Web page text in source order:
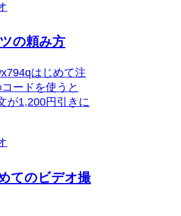
の頼み方
はじめて注
ードを使うと
が1,200円引きに
てのビデオ撮